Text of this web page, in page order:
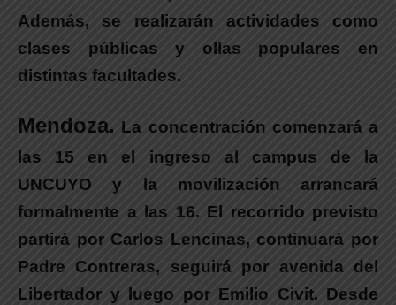
Además, se realizarán actividades como
clases públicas y ollas populares en
distintas facultades.
Mendoza. La concentración comenzará a
las 15 en el ingreso al campus de la
UNCUYO y la movilización arrancará
formalmente a las 16. El recorrido previsto
partirá por Carlos Lencinas, continuará por
Padre Contreras, seguirá por avenida del
Libertador y luego por Emilio Civit. Desde